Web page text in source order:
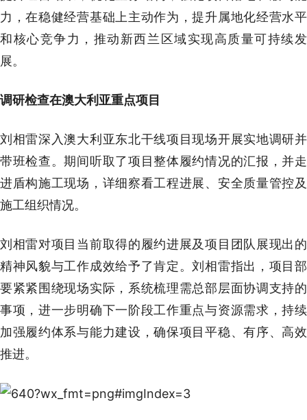
力，在稳健经营基础上主动作为，提升属地化经营水平
和核心竞争力，推动新西兰区域实现高质量可持续发
展。
调研检查在澳大利亚重点项目
刘相雷深入澳大利亚东北干线项目现场开展实地调研并
带班检查。期间听取了项目整体履约情况的汇报，并走
进盾构施工现场，详细察看工程进展、安全质量管控及
施工组织情况。
刘相雷对项目当前取得的履约进展及项目团队展现出的
精神风貌与工作成效给予了肯定。刘相雷指出，项目部
要紧紧围绕现场实际，系统梳理需总部层面协调支持的
事项，进一步明确下一阶段工作重点与资源需求，持续
加强履约体系与能力建设，确保项目平稳、有序、高效
推进。